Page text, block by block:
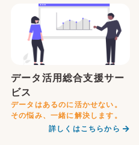
データ活用総合支援サー
ビス
データはあるのに活かせない。​
その​悩み、​一緒に​解決します。
詳しくはこちらから